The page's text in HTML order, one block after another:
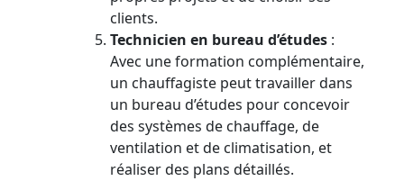
clients.
Technicien en bureau d’études :
Avec une formation complémentaire,
un chauffagiste peut travailler dans
un bureau d’études pour concevoir
des systèmes de chauffage, de
ventilation et de climatisation, et
réaliser des plans détaillés.